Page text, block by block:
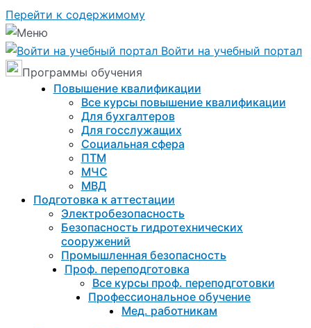
Перейти к содержимому
Войти на учебный портал
Программы обучения
Повышение квалификации
Все курсы повышение квалификации
Для бухгалтеров
Для госслужащих
Социальная сфера
ПТМ
МЧС
МВД
Подготовка к aттестации
Электробезопасность
Безопасность гидротехнических
сооружений
Промышленная безопасность
Проф. переподготовка
Все курсы проф. переподготовки
Профессиональное обучение
Мед. работникам